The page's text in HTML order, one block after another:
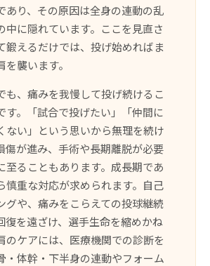
あり、その原因は全身の連動の乱
中に隠れています。ここを見直さ
鍛えるだけでは、投げ始めればま
襲います。
も、痛みを我慢して投げ続けるこ
す。「試合で投げたい」「仲間に
ない」という思いから無理を続け
傷が進み、手術や長期離脱が必要
至ることもあります。成長期であ
慎重な対応が求められます。自己
グや、痛みをこらえての投球継続
復を遠ざけ、選手生命を縮めかね
のケアには、医療機関での診断を
・体幹・下半身の連動やフォーム